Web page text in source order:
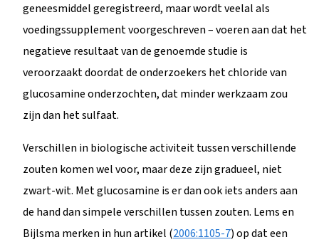
geneesmiddel geregistreerd, maar wordt veelal als
voedingssupplement voorgeschreven – voeren aan dat het
negatieve resultaat van de genoemde studie is
veroorzaakt doordat de onderzoekers het chloride van
glucosamine onderzochten, dat minder werkzaam zou
zijn dan het sulfaat.
Verschillen in biologische activiteit tussen verschillende
zouten komen wel voor, maar deze zijn gradueel, niet
zwart-wit. Met glucosamine is er dan ook iets anders aan
de hand dan simpele verschillen tussen zouten. Lems en
Bijlsma merken in hun artikel (2006:1105-7) op dat een